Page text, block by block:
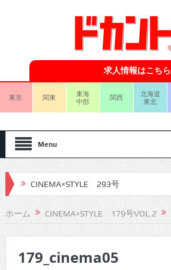
求人情報はこちら
東京 関東
東海
中部
関西
北海道
東北
Menu
CINEMA×STYLE 293号
CINEMA×STYLE 292号
CINEMA×STYLE 291号
CINEMA×STYLE 290号
ホーム CINEMA×STYLE 179号VOL.2
179_cinema05